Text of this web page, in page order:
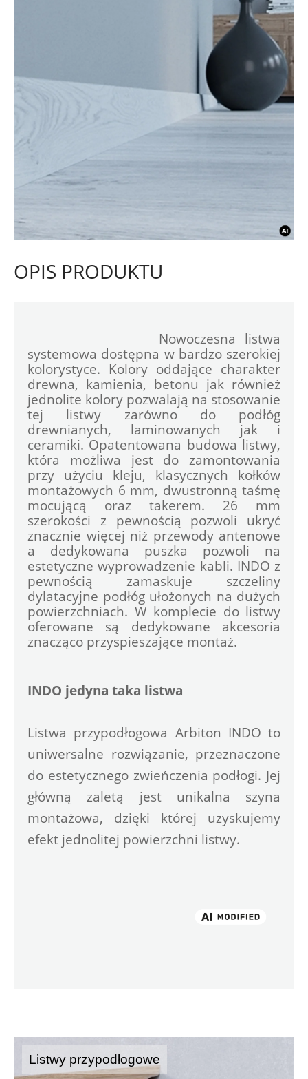
OPIS PRODUKTU
systemowa dostępna w bardzo szerokiej
kolorystyce. Kolory oddające charakter
drewna, kamienia, betonu jak również
jednolite kolory pozwalają na stosowanie
tej listwy zarówno do podłóg
drewnianych, laminowanych jak i
ceramiki. Opatentowana budowa listwy,
która możliwa jest do zamontowania
przy użyciu kleju, klasycznych kołków
montażowych 6 mm, dwustronną taśmę
mocującą oraz takerem. 26 mm
szerokości z pewnością pozwoli ukryć
znacznie więcej niż przewody antenowe
a dedykowana puszka pozwoli na
estetyczne wyprowadzenie kabli. INDO z
pewnością zamaskuje szczeliny
dylatacyjne podłóg ułożonych na dużych
powierzchniach. W komplecie do listwy
oferowane są dedykowane akcesoria
INDO jedyna taka listwa
Listwa przypodłogowa Arbiton INDO to
uniwersalne rozwiązanie, przeznaczone
do estetycznego zwieńczenia podłogi. Jej
główną zaletą jest unikalna szyna
montażowa, dzięki której uzyskujemy
efekt jednolitej powierzchni listwy.
Listwy przypodłogowe